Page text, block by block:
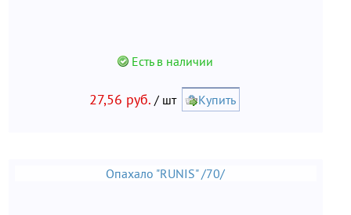
Есть в наличии
27,56 руб. / шт Купить
Опахало "RUNIS" /70/